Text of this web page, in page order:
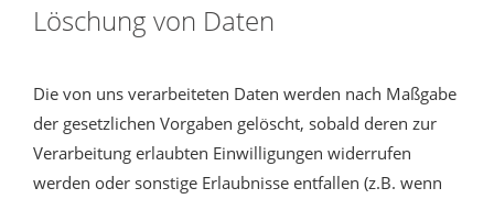
Löschung von Daten
Die von uns verarbeiteten Daten werden nach Maßgabe
der gesetzlichen Vorgaben gelöscht, sobald deren zur
Verarbeitung erlaubten Einwilligungen widerrufen
werden oder sonstige Erlaubnisse entfallen (z.B. wenn